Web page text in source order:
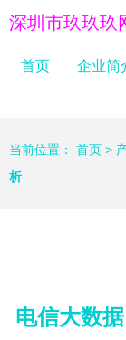
深圳市玖玖玖
首页 企业简
当前位置： 首页 >
析
电信大数